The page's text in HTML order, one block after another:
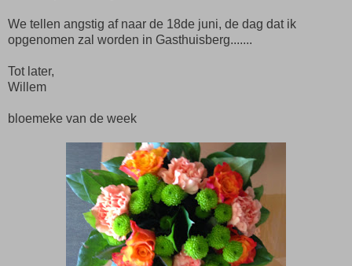
We tellen angstig af naar de 18de juni, de dag dat ik
opgenomen zal worden in Gasthuisberg.......
Tot later,
Willem
bloemeke van de week